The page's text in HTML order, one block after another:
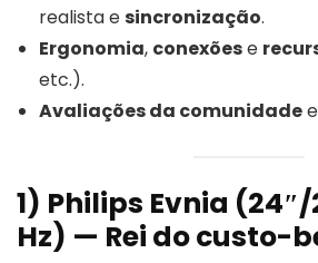
realista esincronização.
Ergonomia, conexõese
etc.).
Avaliações da comunidade
1) Philips Evnia (24″/
Hz) — Rei do custo-